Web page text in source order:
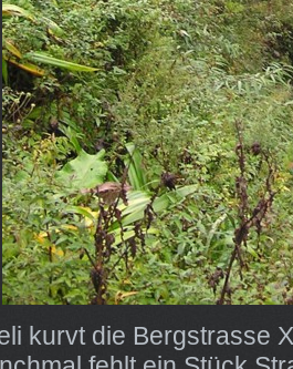
kurvt die Bergstrasse